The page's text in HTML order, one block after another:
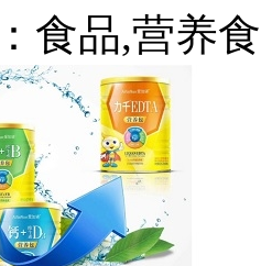
食品,营养